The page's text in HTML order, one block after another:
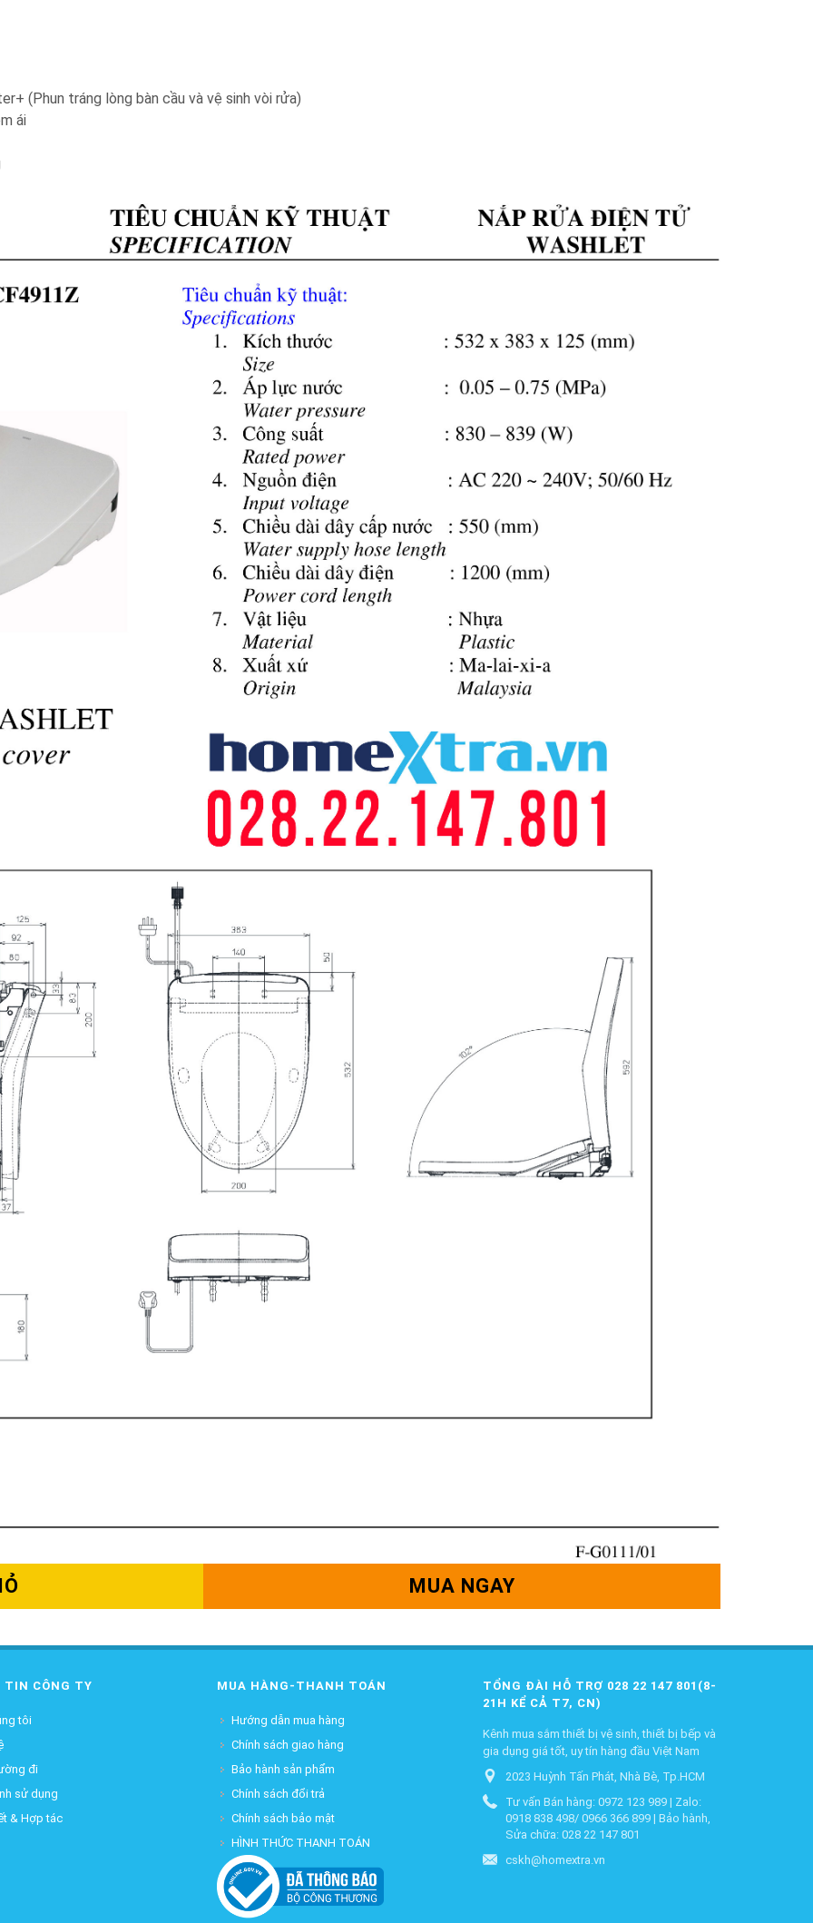
(Phun tráng lòng bàn cầu và vệ sinh vòi rửa)
ái
MUA NGAY
TIN CÔNG TY
tôi
đi
sử dụng
& Hợp tác
MUA HÀNG-THANH TOÁN
Hướng dẫn mua hàng
Chính sách giao hàng
Bảo hành sản phẩm
Chính sách đổi trả
Chính sách bảo mật
HÌNH THỨC THANH TOÁN
TỔNG ĐÀI HỖ TRỢ 028 22 147 801(8-
21H KỂ CẢ T7, CN)
Kênh mua sắm thiết bị vệ sinh, thiết bị bếp và
gia dụng giá tốt, uy tín hàng đầu Việt Nam
2023 Huỳnh Tấn Phát, Nhà Bè, Tp.HCM
Tư vấn Bán hàng: 0972 123 989 | Zalo:
0918 838 498/ 0966 366 899 | Bảo hành,
Sửa chữa: 028 22 147 801
cskh@homextra.vn